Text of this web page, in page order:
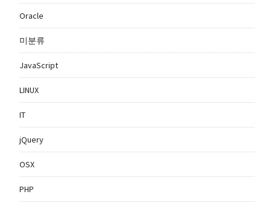
Oracle
미분류
JavaScript
LINUX
IT
jQuery
OSX
PHP